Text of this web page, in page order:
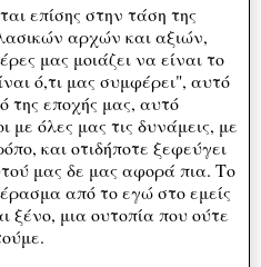
επίσης στην τάση της
αρχών και αξιών,
μας μοιάζει να είναι το
ό,τι μας συμφέρει", αυτό
της εποχής μας, αυτό
με όλες μας τις δυνάμεις, με
και οτιδήποτε ξεφεύγει
μας δε μας αφορά πια. Το
από το εγώ στο εμείς
ξένο, μια ουτοπία που ούτε